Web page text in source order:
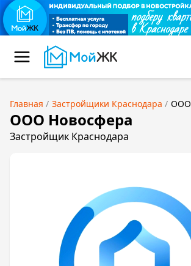
Главная Застройщики Краснодара ООО
ООО Новосфера
Застройщик Краснодара